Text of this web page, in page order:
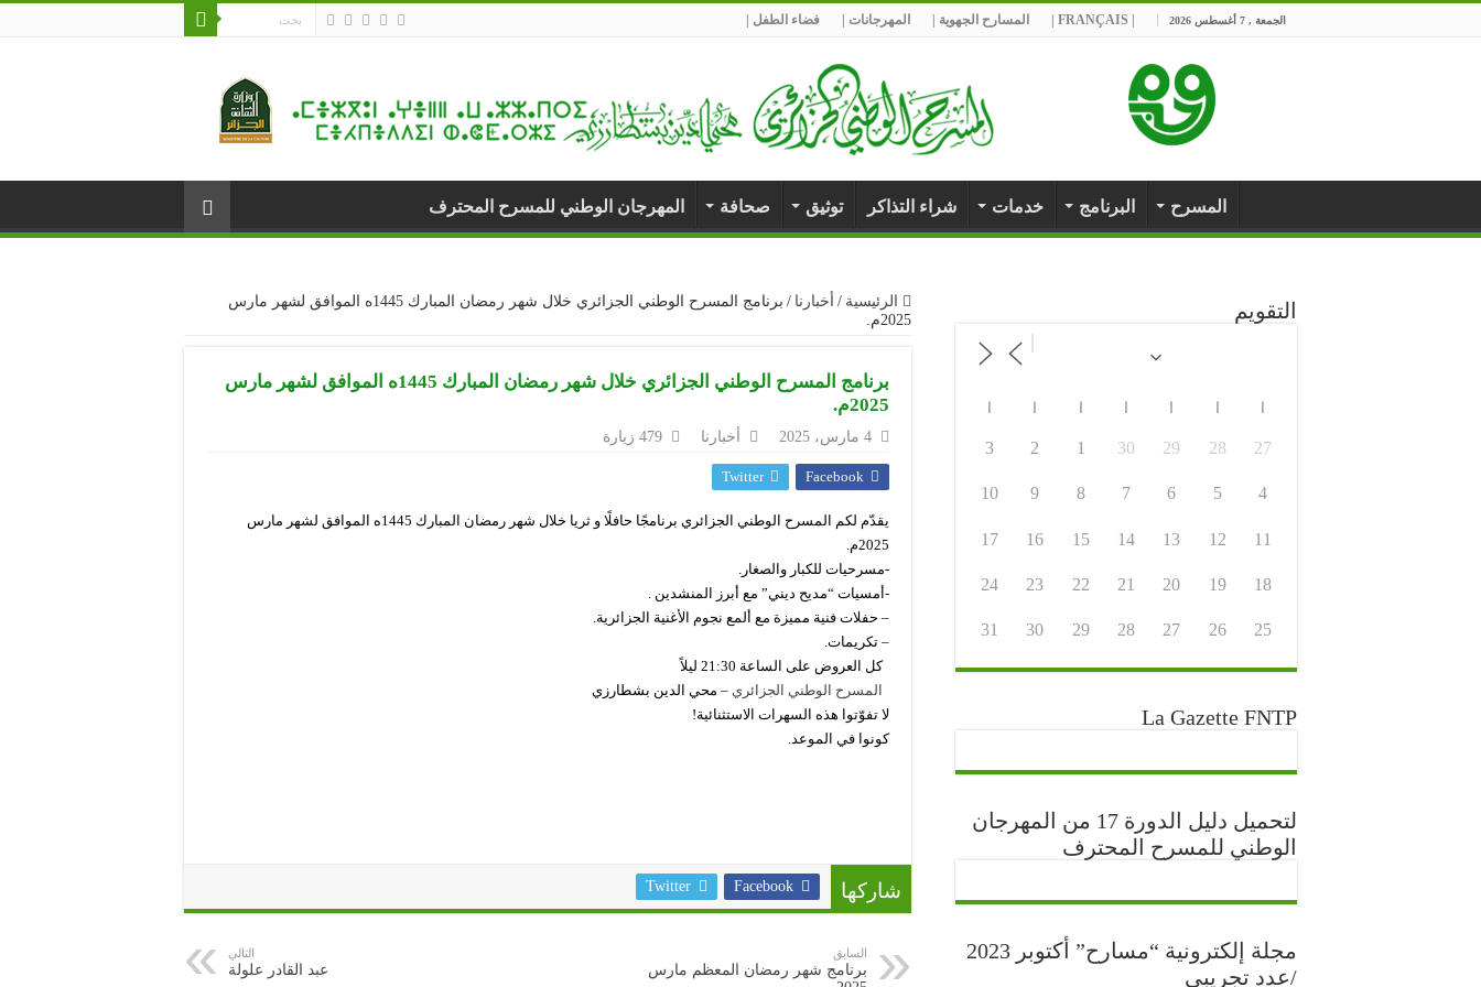
الجمعة , 7 أغسطس 2026 المسارح الجهوية | المهرجانات | فضاء الطفل |
المسرح البرنامج خدمات شراء التذاكر توثيق صحافة المهرجان الوطني للمسرح المحترف
الرئيسية / أخبارنا /
برنامج المسرح الوطني الجزائري خلال شهر رمضان المبارك 1445ه الموافق لشهر مارس
2025م.
برنامج المسرح الوطني الجزائري خلال شهر رمضان المبارك 1445ه الموافق لشهر مارس
2025م.
4 مارس، 2025 أخبارنا 479 زيارة
Facebook
Twitter
يقدّم لكم المسرح الوطني الجزائري برنامجًا حافلًا و ثريا خلال شهر رمضان المبارك 1445ه الموافق لشهر مارس
2025م.
-مسرحيات للكبار والصغار.
-أمسيات “مديح ديني” مع أبرز المنشدين .
– حفلات فنية مميزة مع ألمع نجوم الأغنية الجزائرية.
– تكريمات.
كل العروض على الساعة 21:30 ليلاً
المسرح الوطني الجزائري – محي الدين بشطارزي
لا تفوّتوا هذه السهرات الاستثنائية!
كونوا في الموعد.
شاركها Facebook
Twitter
السابق
برنامج شهر رمضان المعظم مارس
التالي
عبد القادر علولة
التقويم
27
28
29
30
1
2
3
4
5
6
7
8
9
10
11
12
13
14
15
16
17
18
19
20
21
22
23
24
25
26
27
28
29
30
31
La Gazette FNTP
لتحميل دليل الدورة 17 من المهرجان
الوطني للمسرح المحترف
مجلة إلكترونية “مسارح” أكتوبر 2023
/عدد تجريبي